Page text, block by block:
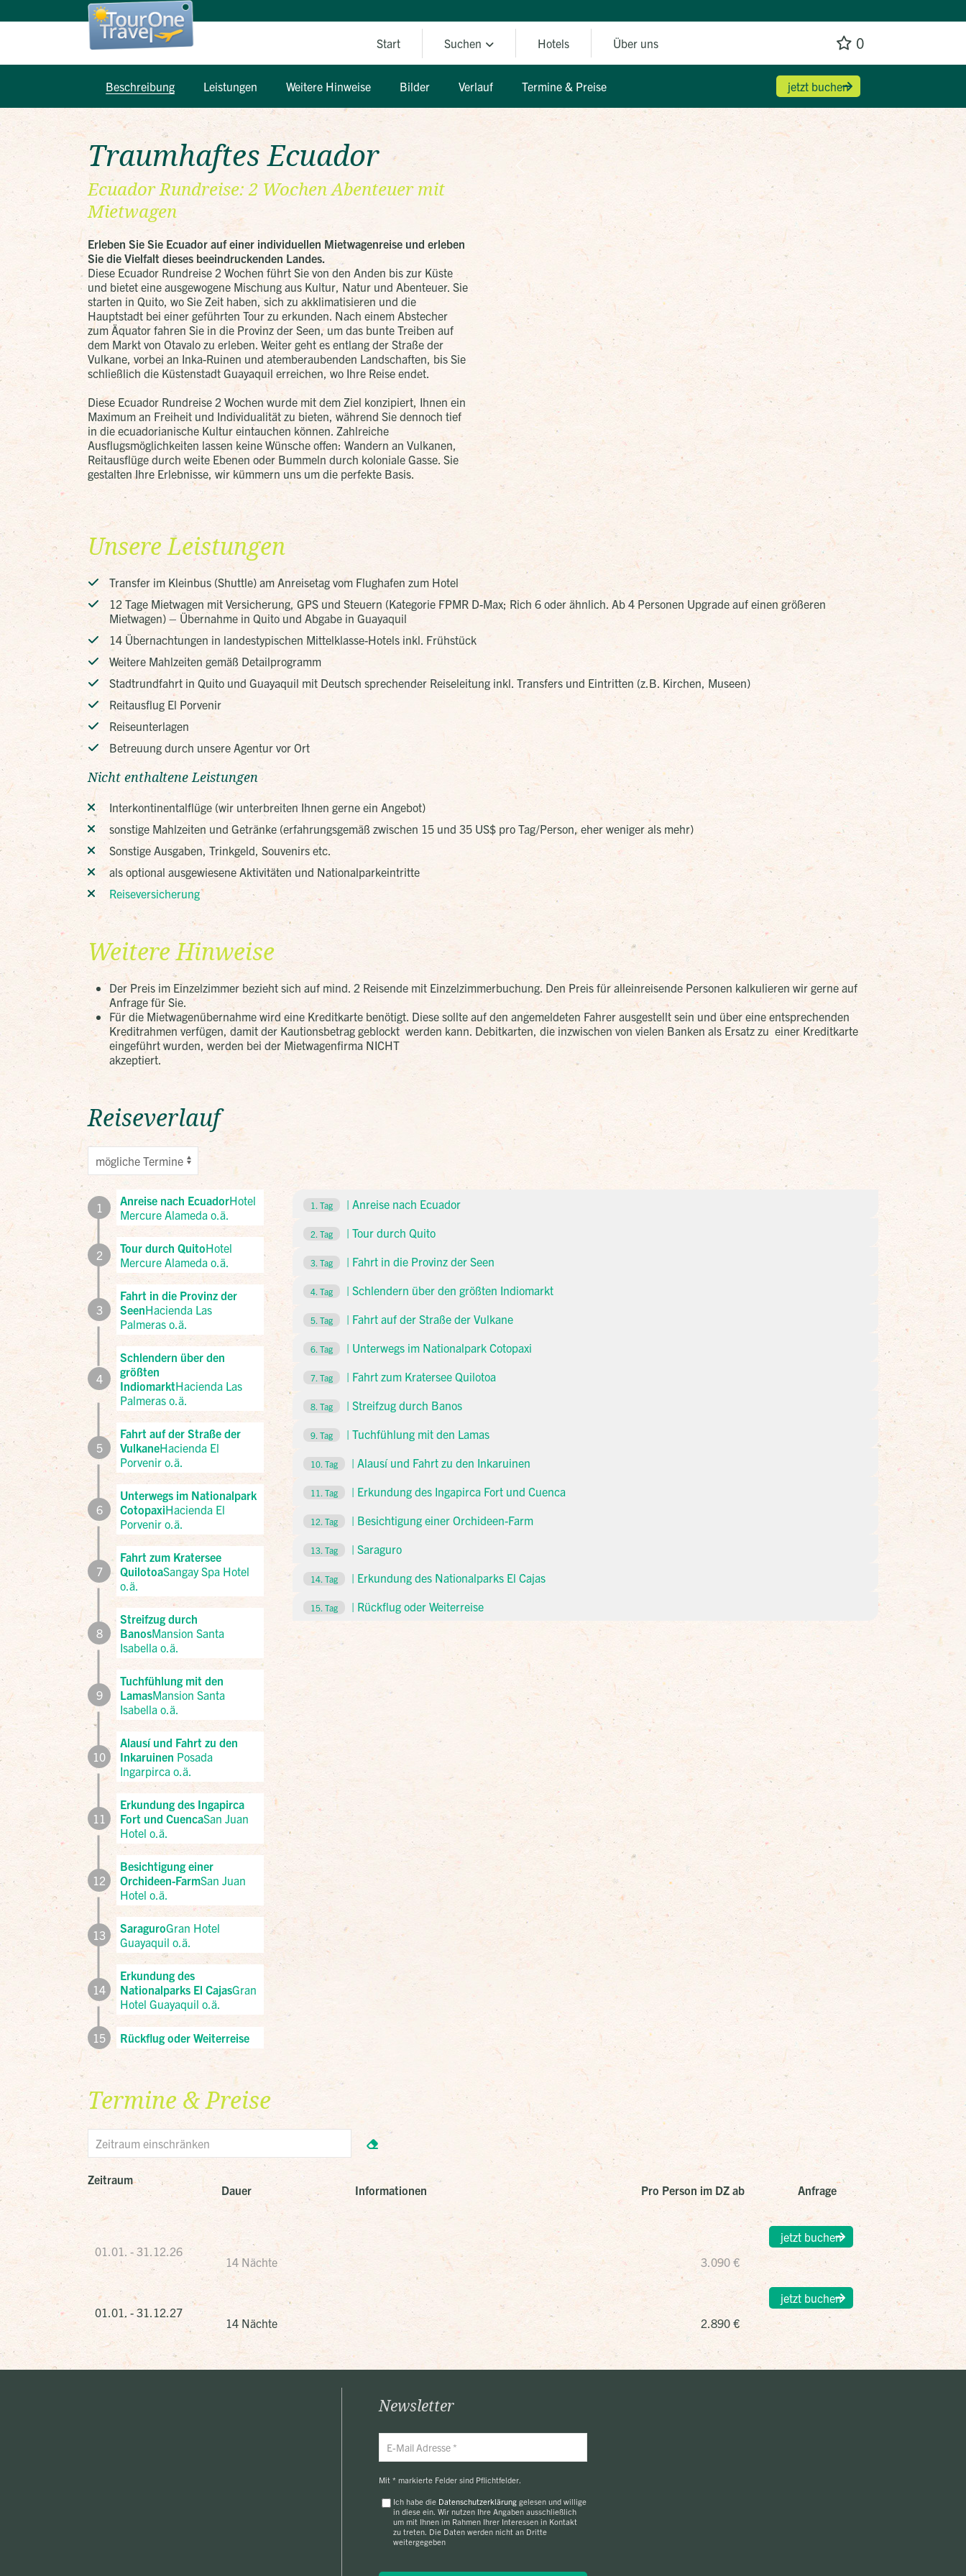
Start Suchen Hotels Über uns 0
Beschreibung Leistungen Weitere Hinweise Bilder Verlauf Termine & Preise jetzt buchen
Traumhaftes Ecuador
Ecuador Rundreise: 2 Wochen Abenteuer mit
Mietwagen
Erleben Sie Sie Ecuador auf einer individuellen Mietwagenreise und erleben
Sie die Vielfalt dieses beeindruckenden Landes.
Diese Ecuador Rundreise 2 Wochen führt Sie von den Anden bis zur Küste
und bietet eine ausgewogene Mischung aus Kultur, Natur und Abenteuer. Sie
starten in Quito, wo Sie Zeit haben, sich zu akklimatisieren und die
Hauptstadt bei einer geführten Tour zu erkunden. Nach einem Abstecher
zum Äquator fahren Sie in die Provinz der Seen, um das bunte Treiben auf
dem Markt von Otavalo zu erleben. Weiter geht es entlang der Straße der
Vulkane, vorbei an Inka-Ruinen und atemberaubenden Landschaften, bis Sie
schließlich die Küstenstadt Guayaquil erreichen, wo Ihre Reise endet.
Diese Ecuador Rundreise 2 Wochen wurde mit dem Ziel konzipiert, Ihnen ein
Maximum an Freiheit und Individualität zu bieten, während Sie dennoch tief
in die ecuadorianische Kultur eintauchen können. Zahlreiche
Ausflugsmöglichkeiten lassen keine Wünsche offen: Wandern an Vulkanen,
Reitausflüge durch weite Ebenen oder Bummeln durch koloniale Gasse. Sie
gestalten Ihre Erlebnisse, wir kümmern uns um die perfekte Basis.
Unsere Leistungen
Transfer im Kleinbus (Shuttle) am Anreisetag vom Flughafen zum Hotel
12 Tage Mietwagen mit Versicherung, GPS und Steuern (Kategorie FPMR D-Max; Rich 6 oder ähnlich. Ab 4 Personen Upgrade auf einen größeren
Mietwagen) – Übernahme in Quito und Abgabe in Guayaquil
14 Übernachtungen in landestypischen Mittelklasse-Hotels inkl. Frühstück
Weitere Mahlzeiten gemäß Detailprogramm
Stadtrundfahrt in Quito und Guayaquil mit Deutsch sprechender Reiseleitung inkl. Transfers und Eintritten (z.B. Kirchen, Museen)
Reitausflug El Porvenir
Reiseunterlagen
Betreuung durch unsere Agentur vor Ort
Nicht enthaltene Leistungen
Interkontinentalflüge (wir unterbreiten Ihnen gerne ein Angebot)
sonstige Mahlzeiten und Getränke (erfahrungsgemäß zwischen 15 und 35 US$ pro Tag/Person, eher weniger als mehr)
Sonstige Ausgaben, Trinkgeld, Souvenirs etc.
als optional ausgewiesene Aktivitäten und Nationalparkeintritte
Reiseversicherung
Weitere Hinweise
Der Preis im Einzelzimmer bezieht sich auf mind. 2 Reisende mit Einzelzimmerbuchung. Den Preis für alleinreisende Personen kalkulieren wir gerne auf
Anfrage für Sie.
Für die Mietwagenübernahme wird eine Kreditkarte benötigt. Diese sollte auf den angemeldeten Fahrer ausgestellt sein und über eine entsprechenden
Kreditrahmen verfügen, damit der Kautionsbetrag geblockt werden kann. Debitkarten, die inzwischen von vielen Banken als Ersatz zu einer Kreditkarte
eingeführt wurden, werden bei der Mietwagenfirma NICHT
akzeptiert.
Reiseverlauf
1 Anreise nach EcuadorHotel
Mercure Alameda o.ä.
2 Tour durch QuitoHotel
Mercure Alameda o.ä.
3
Fahrt in die Provinz der
SeenHacienda Las
Palmeras o.ä.
4
Schlendern über den
größten
IndiomarktHacienda Las
Palmeras o.ä.
5
Fahrt auf der Straße der
VulkaneHacienda El
Porvenir o.ä.
6
Unterwegs im Nationalpark
CotopaxiHacienda El
Porvenir o.ä.
7
Fahrt zum Kratersee
QuilotoaSangay Spa Hotel
o.ä.
8
Streifzug durch
BanosMansion Santa
Isabella o.ä.
9
Tuchfühlung mit den
LamasMansion Santa
Isabella o.ä.
10
Alausí und Fahrt zu den
Inkaruinen Posada
Ingarpirca o.ä.
11
Erkundung des Ingapirca
Fort und CuencaSan Juan
Hotel o.ä.
12
Besichtigung einer
Orchideen-FarmSan Juan
Hotel o.ä.
13 SaraguroGran Hotel
Guayaquil o.ä.
14
Erkundung des
Nationalparks El CajasGran
Hotel Guayaquil o.ä.
15 Rückflug oder Weiterreise
1. Tag | Anreise nach Ecuador
2. Tag | Tour durch Quito
3. Tag | Fahrt in die Provinz der Seen
4. Tag | Schlendern über den größten Indiomarkt
5. Tag | Fahrt auf der Straße der Vulkane
6. Tag | Unterwegs im Nationalpark Cotopaxi
7. Tag | Fahrt zum Kratersee Quilotoa
8. Tag | Streifzug durch Banos
9. Tag | Tuchfühlung mit den Lamas
10. Tag | Alausí und Fahrt zu den Inkaruinen
11. Tag | Erkundung des Ingapirca Fort und Cuenca
12. Tag | Besichtigung einer Orchideen-Farm
13. Tag | Saraguro
14. Tag | Erkundung des Nationalparks El Cajas
15. Tag | Rückflug oder Weiterreise
Termine & Preise
Zeitraum
Dauer Informationen Pro Person im DZ ab Anfrage
01.01. - 31.12.26
14 Nächte 3.090 €
jetzt buchen
01.01. - 31.12.27
14 Nächte 2.890 €
jetzt buchen
Newsletter
Mit * markierte Felder sind Pflichtfelder.
Ich habe die Datenschutzerklärung gelesen und willige
in diese ein. Wir nutzen Ihre Angaben ausschließlich
um mit Ihnen im Rahmen Ihrer Interessen in Kontakt
zu treten. Die Daten werden nicht an Dritte
weitergegeben